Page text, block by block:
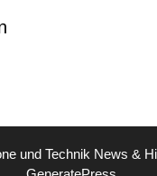
und Technik News &